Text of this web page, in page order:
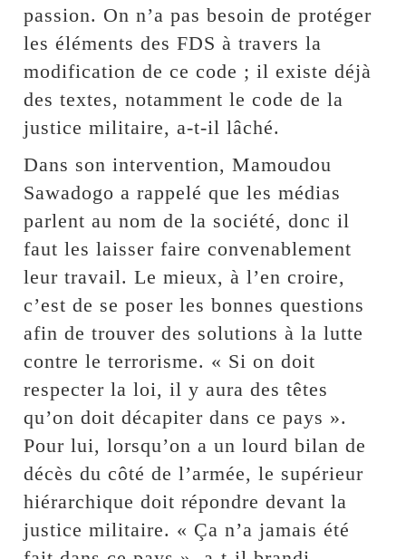
passion. On n’a pas besoin de protéger
les éléments des FDS à travers la
modification de ce code ; il existe déjà
des textes, notamment le code de la
justice militaire, a-t-il lâché.
Dans son intervention, Mamoudou
Sawadogo a rappelé que les médias
parlent au nom de la société, donc il
faut les laisser faire convenablement
leur travail. Le mieux, à l’en croire,
c’est de se poser les bonnes questions
afin de trouver des solutions à la lutte
contre le terrorisme. « Si on doit
respecter la loi, il y aura des têtes
qu’on doit décapiter dans ce pays ».
Pour lui, lorsqu’on a un lourd bilan de
décès du côté de l’armée, le supérieur
hiérarchique doit répondre devant la
justice militaire. « Ça n’a jamais été